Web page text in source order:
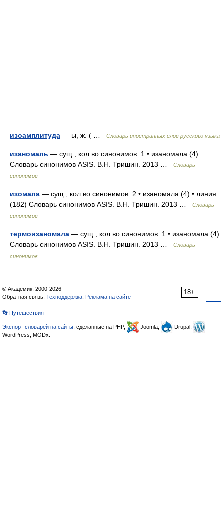
изоамплитуда — ы, ж. ( … Словарь иностранных слов русского языка
изаномаль — сущ., кол во синонимов: 1 • изаномала (4)
Словарь синонимов ASIS. В.Н. Тришин. 2013 …
Словарь
синонимов
изомала — сущ., кол во синонимов: 2 • изаномала (4) • линия
(182) Словарь синонимов ASIS. В.Н. Тришин. 2013 …
Словарь
синонимов
термоизаномала — сущ., кол во синонимов: 1 • изаномала (4)
Словарь синонимов ASIS. В.Н. Тришин. 2013 …
Словарь
синонимов
18+
© Академик, 2000-2026
Обратная связь: Техподдержка Реклама на сайте
👣 Путешествия
Экспорт словарей на сайты , сделанные на PHP, Joomla,
Drupal,
WordPress, MODx.